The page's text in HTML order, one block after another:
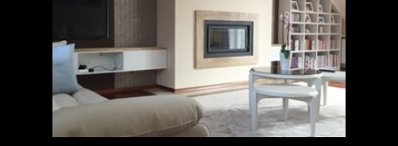
Salon na poddaszu